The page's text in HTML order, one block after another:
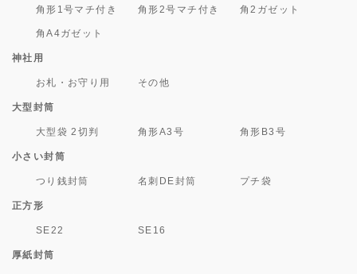
角形1号マチ付き 角形2号マチ付き 角2ガゼット
角A4ガゼット
神社用
お札・お守り用 その他
大型封筒
大型袋 2切判 角形A3号 角形B3号
小さい封筒
つり銭封筒 名刺DE封筒 プチ袋
正方形
SE22 SE16
厚紙封筒